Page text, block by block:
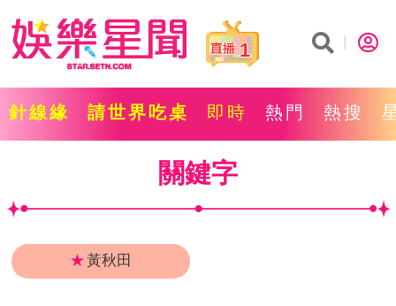
1
針線緣 請世界吃桌 即時 熱門 熱搜
關鍵字
★黃秋田